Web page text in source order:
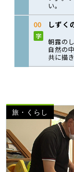
旅・くらし